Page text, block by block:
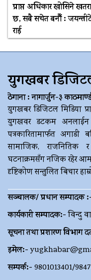
प्राप्त अधिकार खोसिने खतरा
छ, सबै सचेत बनौँ :
राई
युगखबर
ठेगाना : नागार्जुन-३
युगखबर डिजिटल मिडिया
युगखवर डटकम अनलाईन
पत्रकारितामार्फत
सामाजिक, राजनितिक
घटनाक्रमसँग नजिक रहेर आम
दृष्टिकोण सन्तुलित बिचार
सञ्चालक/ प्रधान सम्पादक
कार्यकारी सम्पादक:-विन्दु
सूचना तथा प्रशारण विभाग
इमेल:-
सम्पर्क:- 9801013401/